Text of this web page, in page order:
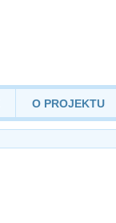
O PROJEKTU